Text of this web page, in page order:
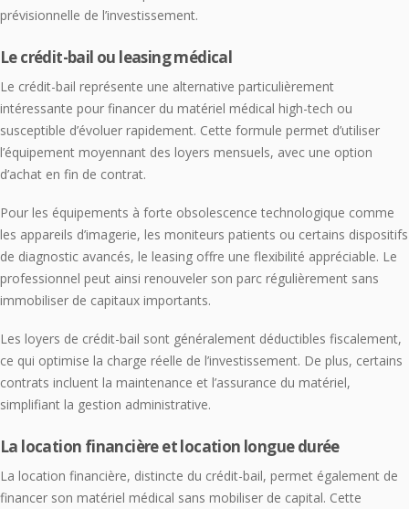
prévisionnelle de l’investissement.
Le crédit-bail ou leasing médical
Le crédit-bail représente une alternative particulièrement
intéressante pour financer du matériel médical high-tech ou
susceptible d’évoluer rapidement. Cette formule permet d’utiliser
l’équipement moyennant des loyers mensuels, avec une option
d’achat en fin de contrat.
Pour les équipements à forte obsolescence technologique comme
les appareils d’imagerie, les moniteurs patients ou certains dispositifs
de diagnostic avancés, le leasing offre une flexibilité appréciable. Le
professionnel peut ainsi renouveler son parc régulièrement sans
immobiliser de capitaux importants.
Les loyers de crédit-bail sont généralement déductibles fiscalement,
ce qui optimise la charge réelle de l’investissement. De plus, certains
contrats incluent la maintenance et l’assurance du matériel,
simplifiant la gestion administrative.
La location financière et location longue durée
La location financière, distincte du crédit-bail, permet également de
financer son matériel médical sans mobiliser de capital. Cette